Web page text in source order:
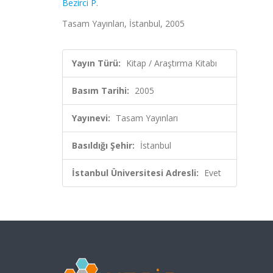
Bezirci P.
Tasam Yayınları, İstanbul, 2005
Yayın Türü: Kitap / Araştırma Kitabı
Basım Tarihi: 2005
Yayınevi: Tasam Yayınları
Basıldığı Şehir: İstanbul
İstanbul Üniversitesi Adresli: Evet